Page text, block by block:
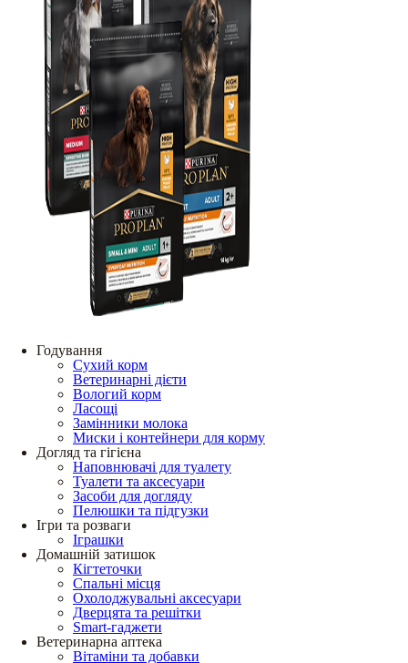
Годування
Сухий корм
Ветеринарні дієти
Вологий корм
Ласощі
Замінники молока
Миски і контейнери для корму
Догляд та гігієна
Наповнювачі для туалету
Туалети та аксесуари
Засоби для догляду
Пелюшки та підгузки
Ігри та розваги
Іграшки
Домашній затишок
Кігтеточки
Спальні місця
Охолоджувальні аксесуари
Дверцята та решітки
Smart-гаджети
Ветеринарна аптека
Вітаміни та добавки